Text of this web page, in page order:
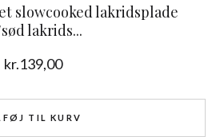
slowcooked lakridsplade
lakrids...
kr.139,00
TIL KURV